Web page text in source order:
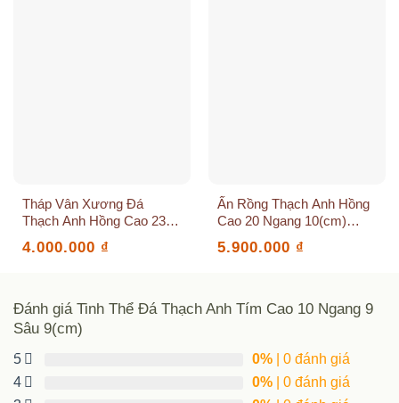
Tháp Vân Xương Đá
Thạch Anh Hồng Cao 23.5
4.000.000 ₫
Ấn Rồng Thạch Anh Hồng
Cao 20 Ngang 10(cm)
5.900.000 ₫
Đánh giá Tinh Thể Đá Thạch Anh Tím Cao 10 Ngang 9
Sâu 9(cm)
5 0% | 0 đánh giá
4
0% | 0 đánh giá